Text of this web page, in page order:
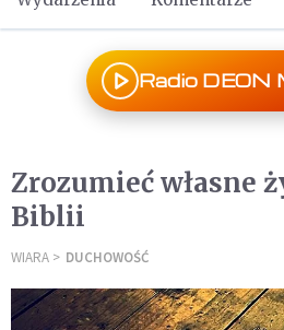
Radio DEON
Zrozumieć własne
Biblii
WIARA DUCHOWOŚĆ